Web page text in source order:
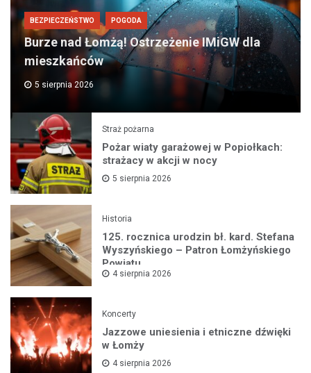
BEZPIECZEŃSTWO POGODA
Burze nad Łomżą! Ostrzeżenie IMiGW dla
mieszkańców
5 sierpnia 2026
Straż pożarna
Pożar wiaty garażowej w Popiołkach:
strażacy w akcji w nocy
5 sierpnia 2026
Historia
125. rocznica urodzin bł. kard. Stefana
Wyszyńskiego – Patron Łomżyńskiego
Powiatu
4 sierpnia 2026
Koncerty
Jazzowe uniesienia i etniczne dźwięki
w Łomży
4 sierpnia 2026